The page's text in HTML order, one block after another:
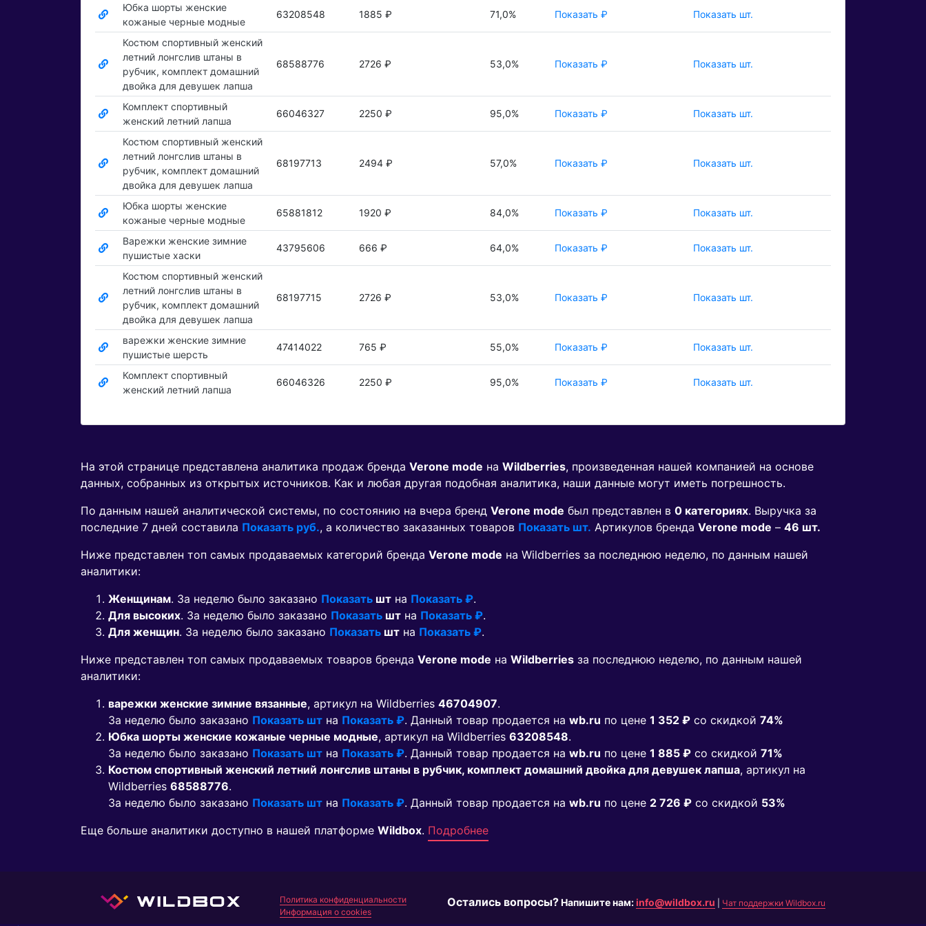
Юбка шорты женские
кожаные черные модные
63208548 1885 ₽ 71,0% Показать ₽ Показать шт.
Костюм спортивный женский
летний лонгслив штаны в
рубчик, комплект домашний
двойка для девушек лапша
68588776 2726 ₽ 53,0% Показать ₽ Показать шт.
Комплект спортивный
женский летний лапша
66046327 2250 ₽ 95,0% Показать ₽ Показать шт.
Костюм спортивный женский
летний лонгслив штаны в
рубчик, комплект домашний
двойка для девушек лапша
68197713 2494 ₽ 57,0% Показать ₽ Показать шт.
Юбка шорты женские
кожаные черные модные
65881812 1920 ₽ 84,0% Показать ₽ Показать шт.
Варежки женские зимние
пушистые хаски
43795606 666 ₽ 64,0% Показать ₽ Показать шт.
Костюм спортивный женский
летний лонгслив штаны в
рубчик, комплект домашний
двойка для девушек лапша
68197715 2726 ₽ 53,0% Показать ₽ Показать шт.
варежки женские зимние
пушистые шерсть
47414022 765 ₽ 55,0% Показать ₽ Показать шт.
Комплект спортивный
женский летний лапша
66046326 2250 ₽ 95,0% Показать ₽ Показать шт.
На этой странице представлена аналитика продаж бренда Verone mode на Wildberries, произведенная нашей компанией на основе
данных, собранных из открытых источников. Как и любая другая подобная аналитика, наши данные могут иметь погрешность.
По данным нашей аналитической системы, по состоянию на вчера бренд Verone mode был представлен в 0 категориях. Выручка за
последние 7 дней составила Показать руб., а количество заказанных товаров Показать шт. Артикулов бренда Verone mode – 46 шт.
Ниже представлен топ самых продаваемых категорий бренда Verone mode на Wildberries за последнюю неделю, по данным нашей
аналитики:
Женщинам. За неделю было заказано Показать шт на Показать ₽.
Для высоких. За неделю было заказано Показать шт на Показать ₽.
Для женщин. За неделю было заказано Показать шт на Показать ₽.
Ниже представлен топ самых продаваемых товаров бренда Verone mode на Wildberries за последнюю неделю, по данным нашей
аналитики:
варежки женские зимние вязанные, артикул на Wildberries 46704907.
За неделю было заказано Показать шт на Показать ₽. Данный товар продается на wb.ru по цене 1 352 ₽ co скидкой 74%
Юбка шорты женские кожаные черные модные, артикул на Wildberries 63208548.
За неделю было заказано Показать шт на Показать ₽. Данный товар продается на wb.ru по цене 1 885 ₽ co скидкой 71%
Костюм спортивный женский летний лонгслив штаны в рубчик, комплект домашний двойка для девушек лапша, артикул на
Wildberries 68588776.
За неделю было заказано Показать шт на Показать ₽. Данный товар продается на wb.ru по цене 2 726 ₽ co скидкой 53%
Еще больше аналитики доступно в нашей платформе Wildbox. Подробнее
Политика конфиденциальности
Информация о cookies
Остались вопросы?Напишите нам:info@wildbox.ru Чат поддержки Wildbox.ru